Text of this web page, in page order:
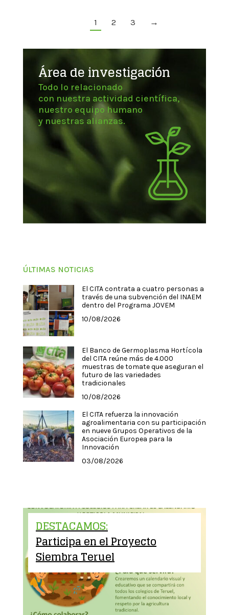
1 2 3 →
Área de investigación
Todo lo relacionado
con nuestra actividad científica,
nuestro equipo humano
y nuestras alianzas.
ÚLTIMAS NOTICIAS
El CITA contrata a cuatro personas a
través de una subvención del INAEM
dentro del Programa JOVEM
10/08/2026
El Banco de Germoplasma Hortícola
del CITA reúne más de 4.000
muestras de tomate que aseguran el
futuro de las variedades
tradicionales
10/08/2026
El CITA refuerza la innovación
agroalimentaria con su participación
en nueve Grupos Operativos de la
Asociación Europea para la
Innovación
03/08/2026
DESTACAMOS:
Participa en el Proyecto
Siembra Teruel